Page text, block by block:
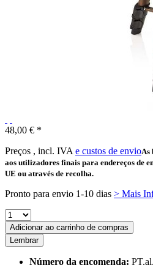
48,00 € *
Preços , incl. IVA e custos de envioAs
aos utilizadores finais para endereços de
UE ou através de recolha.
Pronto para envio 1-10 dias > Mais
Adicionar ao carrinho de compras
Lembrar
Número da encomenda: